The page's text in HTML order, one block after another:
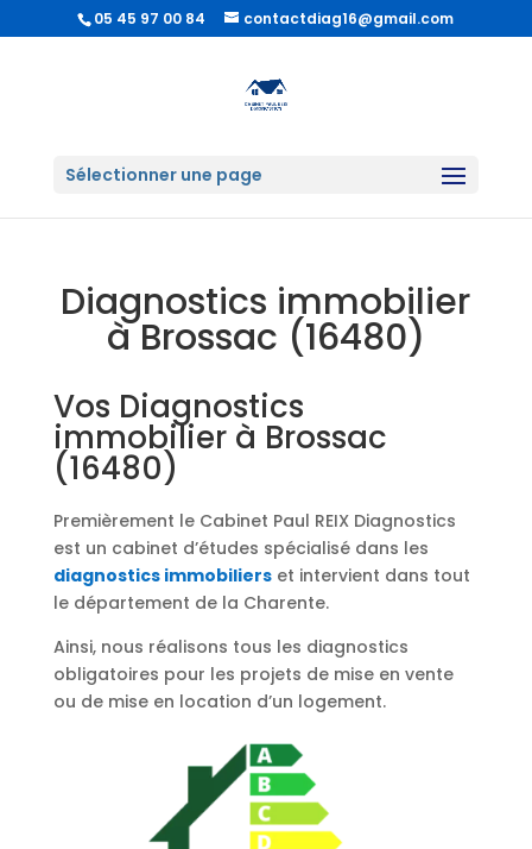
05 45 97 00 84 contactdiag16@gmail.com
Sélectionner une page
Diagnostics immobilier
à Brossac (16480)
Vos Diagnostics
immobilier à Brossac
(16480)
Premièrement le Cabinet Paul REIX Diagnostics
est un cabinet d’études spécialisé dans les
diagnostics immobilierset intervient dans tout
le département de la Charente.
Ainsi, nous réalisons tous les diagnostics
obligatoires pour les projets de mise en vente
ou de mise en location d’un logement.